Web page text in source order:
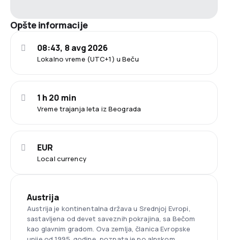
Opšte informacije
Lokalno vreme (UTC+1) u Beču
08:43, 8 avg 2026
Vreme trajanja leta iz Beograda
1 h 20 min
Local currency
EUR
Austrija
Austrija je kontinentalna država u Srednjoj Evropi,
sastavljena od devet saveznih pokrajina, sa Bečom
kao glavnim gradom. Ova zemlja, članica Evropske